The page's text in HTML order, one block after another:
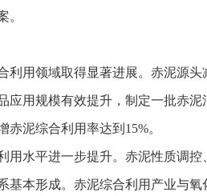
。
利用领域取得显著进展。赤泥源
应用规模有效提升，制定一批赤
泥综合利用率达到15%。
用水平进一步提升。赤泥性质调
基本形成。赤泥综合利用产业与